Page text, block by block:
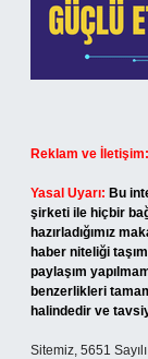
Reklam ve İletişim:
Yasal Uyarı: Bu
şirketi ile hiçbir
hazırladığımız
haber niteliği
paylaşım
benzerlikleri
halindedir ve
Sitemiz, 5651